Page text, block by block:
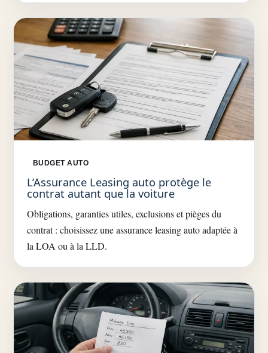
BUDGET AUTO
L’Assurance Leasing auto protège le
contrat autant que la voiture
Obligations, garanties utiles, exclusions et pièges du
contrat : choisissez une assurance leasing auto adaptée à
la LOA ou à la LLD.